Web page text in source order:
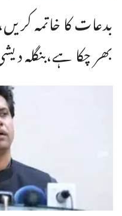
بدعات کا خاتمہ
بھر چکا ہے،بنگله